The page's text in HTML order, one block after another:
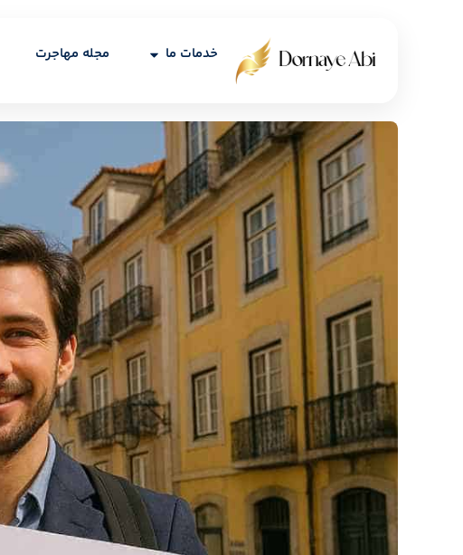
خدمات ما مجله مهاجرت